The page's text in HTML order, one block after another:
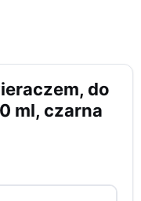
do
ml, czarna